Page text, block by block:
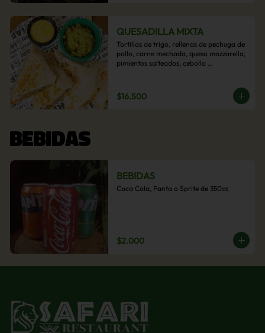
QUESADILLA MIXTA
Tortillas de trigo, rellenas de pechuga de
pollo, carne mechada, queso mozzarella,
pimientos salteados, cebolla
$16.500
BEBIDAS
BEBIDAS
Coca Cola, Fanta o Sprite de 350cc
$2.000